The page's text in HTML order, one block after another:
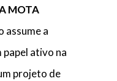
MOTA
a
papel ativo na
projeto de